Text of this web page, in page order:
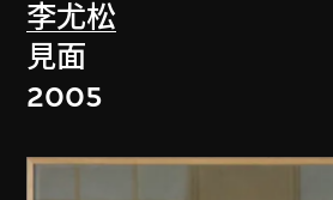
李尤松
見面
2005